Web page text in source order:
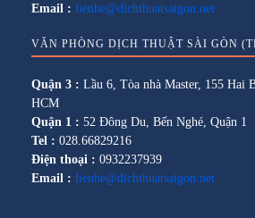
Email : lienhe@dichthuatsaigon.net
VĂN PHÒNG DỊCH THUẬT SÀI GÒN
Quận 3 : Lầu 6, Tòa nhà Master, 155 Hai
HCM
Quận 1 : 52 Đông Du, Bến Nghé, Quận 1
Tel : 028.66829216
Điện thoại : 0932237939
Email : lienhe@dichthuatsaigon.net